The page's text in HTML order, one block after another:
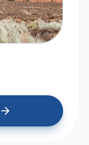
arrow_forward